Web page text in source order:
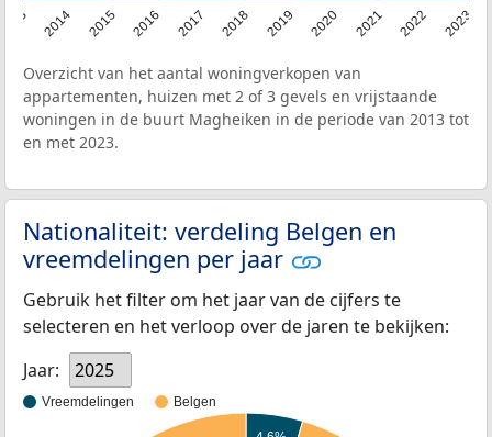
2014 2015 2016 2017 2018 2019 2020 2021 2022 2023
Overzicht van het aantal woningverkopen van
appartementen, huizen met 2 of 3 gevels en vrijstaande
woningen in de buurt Magheiken in de periode van 2013 tot
en met 2023.
Nationaliteit: verdeling Belgen en
vreemdelingen per jaar
Gebruik het filter om het jaar van de cijfers te
selecteren en het verloop over de jaren te bekijken:
Jaar:
2025
Vreemdelingen Belgen